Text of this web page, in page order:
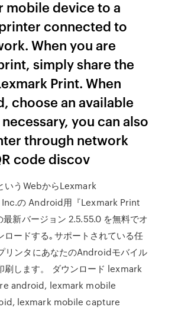
mobile device to a
connected to
When you are
simply share the
Print. When
choose an available
you can also
through network
code discov
いうWebからLexmark
の Android用『Lexmark Print
新バージョン 2.5.55.0 を無料でオ
ロードする｡サポートされている任
リンタにあなたのAndroidモバイル
刷します。 ダウンロード lexmark
android, lexmark mobile
lexmark mobile capture